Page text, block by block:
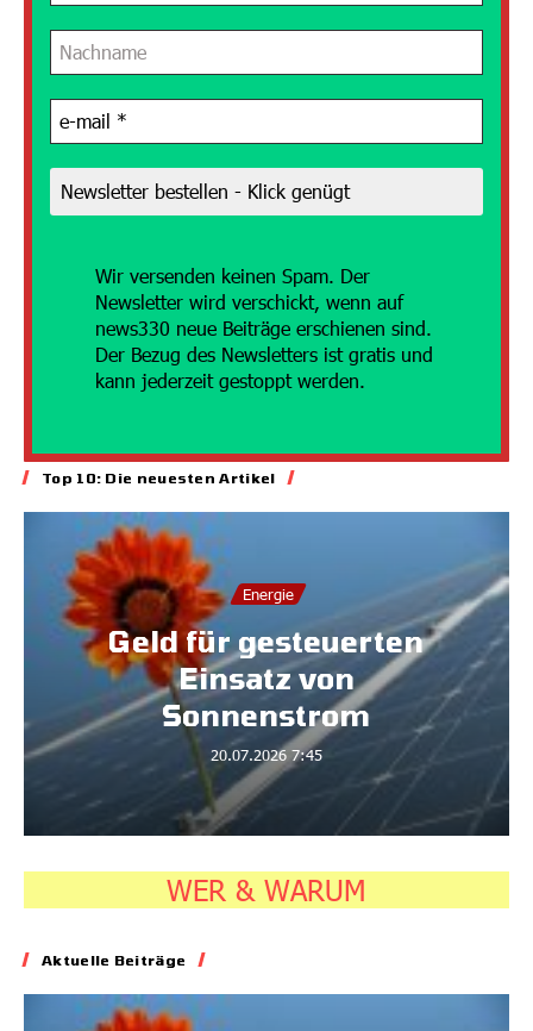
Wir versenden keinen Spam. Der
Newsletter wird verschickt, wenn auf
news330 neue Beiträge erschienen sind.
Der Bezug des Newsletters ist gratis und
kann jederzeit gestoppt werden.
Top 10: Die neuesten Artikel
Energie
Geld für gesteuerten
Einsatz von
Sonnenstrom
20.07.2026 7:45
WER & WARUM
Aktuelle Beiträge